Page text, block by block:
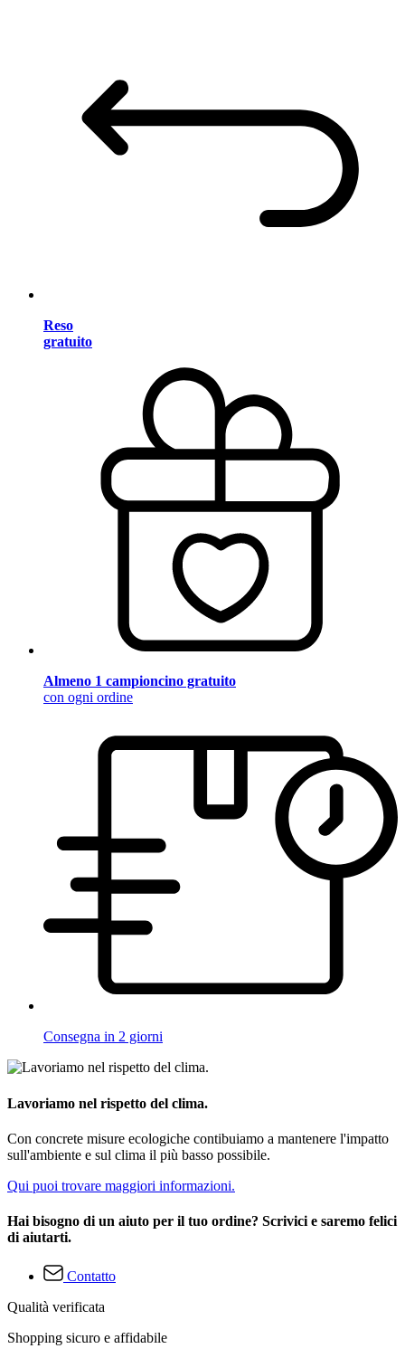
Reso
gratuito
Almeno 1 campioncino gratuito
con ogni ordine
Consegna in 2 giorni
Lavoriamo nel rispetto del clima.
Con concrete misure ecologiche contibuiamo a mantenere l'impatto
sull'ambiente e sul clima il più basso possibile.
Qui puoi trovare maggiori informazioni.
Hai bisogno di un aiuto per il tuo ordine? Scrivici e saremo felici
di aiutarti.
Contatto
Qualità verificata
Shopping sicuro e affidabile